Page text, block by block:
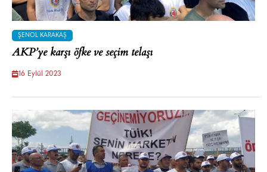
ŞENOL KARAKAŞ
AKP’ye karşı öfke ve seçim telaşı
16 Eylül 2023